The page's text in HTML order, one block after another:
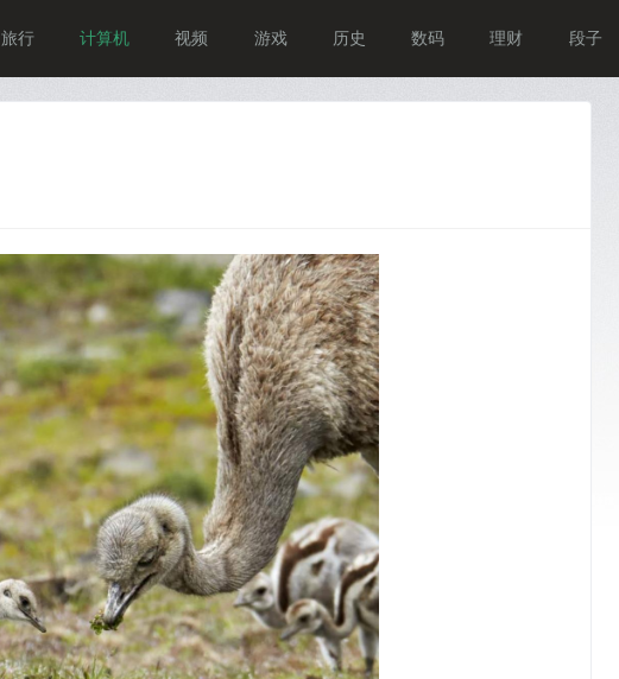
旅行 计算机 视频 游戏 历史 数码 理财 段子